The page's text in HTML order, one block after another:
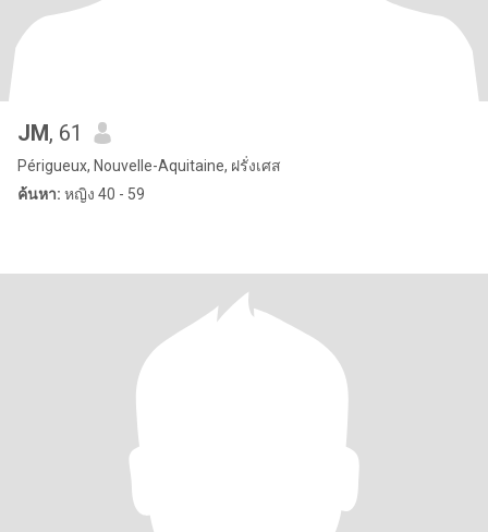
JM, 61
Périgueux, Nouvelle-Aquitaine, ฝรั่งเศส
ค้นหา: หญิง 40 - 59